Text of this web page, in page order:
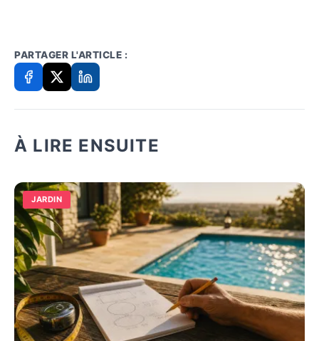
PARTAGER L'ARTICLE :
À LIRE ENSUITE
JARDIN